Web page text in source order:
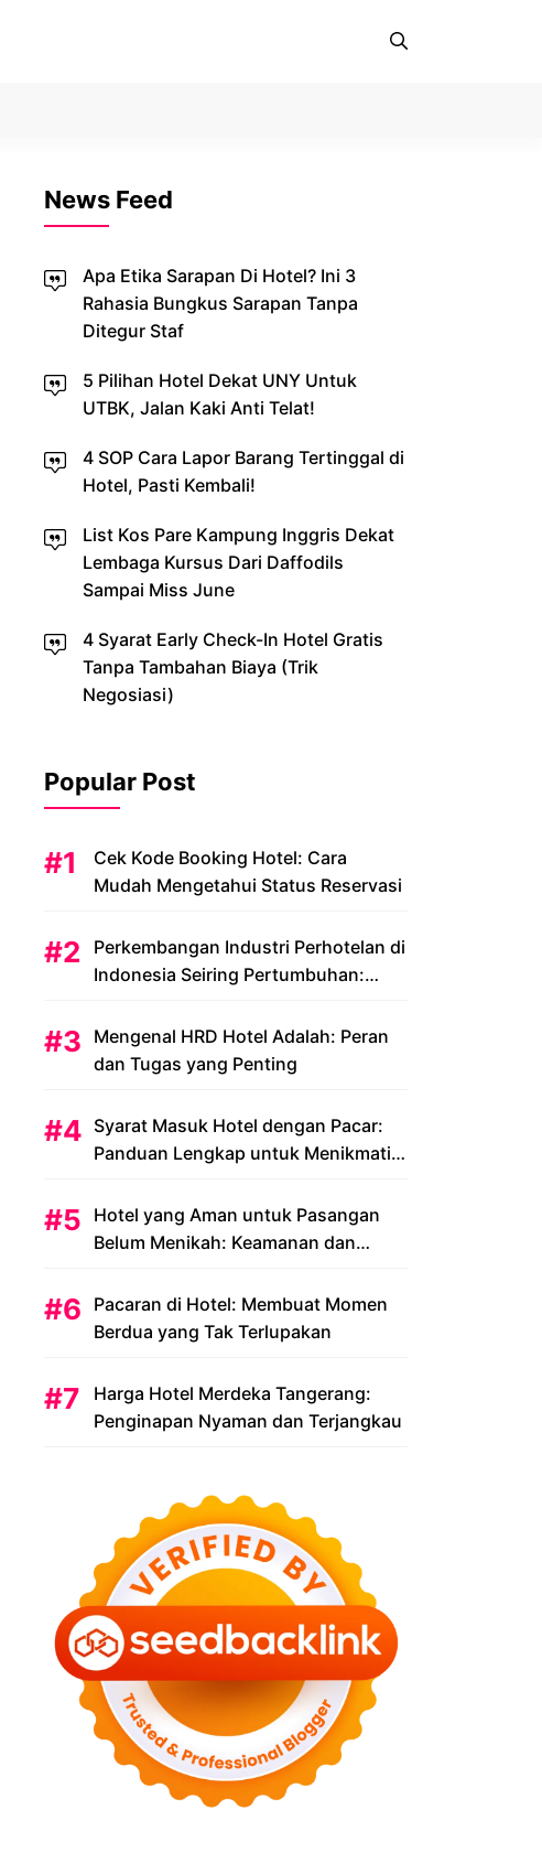
News Feed
Apa Etika Sarapan Di Hotel? Ini 3
Rahasia Bungkus Sarapan Tanpa
Ditegur Staf
5 Pilihan Hotel Dekat UNY Untuk
UTBK, Jalan Kaki Anti Telat!
4 SOP Cara Lapor Barang Tertinggal di
Hotel, Pasti Kembali!
List Kos Pare Kampung Inggris Dekat
Lembaga Kursus Dari Daffodils
Sampai Miss June
4 Syarat Early Check-In Hotel Gratis
Tanpa Tambahan Biaya (Trik
Negosiasi)
Popular Post
Cek Kode Booking Hotel: Cara
Mudah Mengetahui Status Reservasi
Perkembangan Industri Perhotelan di
Indonesia Seiring Pertumbuhan:
Mengenal HRD Hotel Adalah: Peran
dan Tugas yang Penting
Syarat Masuk Hotel dengan Pacar:
Panduan Lengkap untuk Menikmati
Hotel yang Aman untuk Pasangan
Belum Menikah: Keamanan dan
Pacaran di Hotel: Membuat Momen
Berdua yang Tak Terlupakan
Harga Hotel Merdeka Tangerang:
Penginapan Nyaman dan Terjangkau